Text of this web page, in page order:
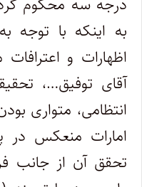
به اینکه با
اظهارات و
آقای توفیق…،
انتظامی، متواری
امارات منعکس در
تحقق آن از جانب